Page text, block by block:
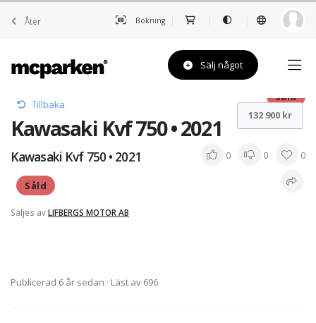
Åter Bokning
Sälj något
Tillbaka
Kawasaki Kvf 750 • 2021
Såld
Kawasaki Kvf 750 • 2021
Såld
0 0 0
Säljes avLIFBERGS MOTOR AB
132 900 kr
Publicerad 6 år sedan · Läst av 696